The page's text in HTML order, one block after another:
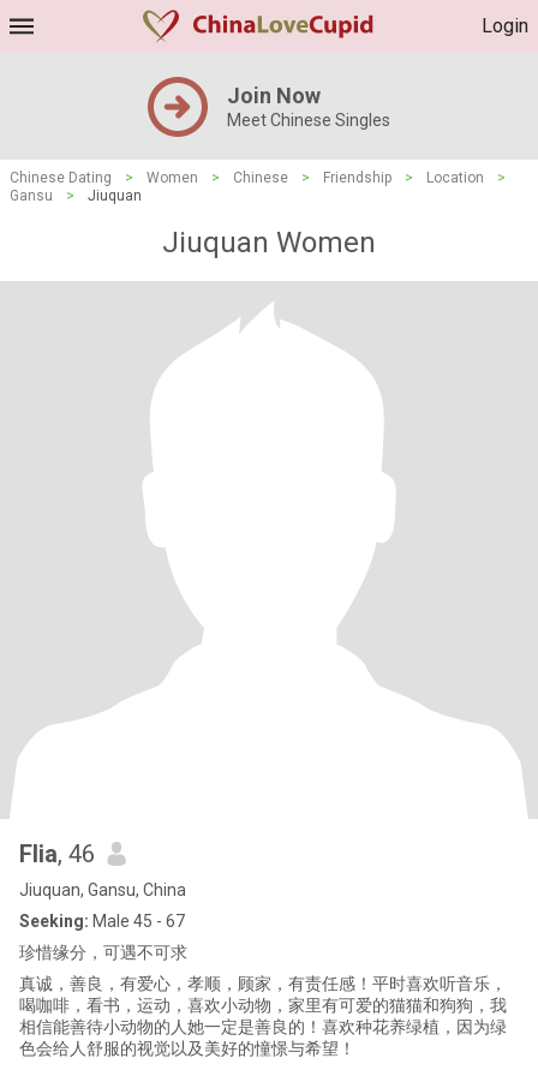
Login
Join Now
Meet Chinese Singles
Chinese Dating > Women > Chinese > Friendship > Location
>
Gansu
> Jiuquan
Jiuquan Women
Flia, 46
Jiuquan, Gansu, China
Seeking: Male 45 - 67
珍惜缘分，可遇不可求
真诚，善良，有爱心，孝顺，顾家，有责任感！平时喜欢听音乐，
喝咖啡，看书，运动，喜欢小动物，家里有可爱的猫猫和狗狗，我
相信能善待小动物的人她一定是善良的！喜欢种花养绿植，因为绿
色会给人舒服的视觉以及美好的憧憬与希望！